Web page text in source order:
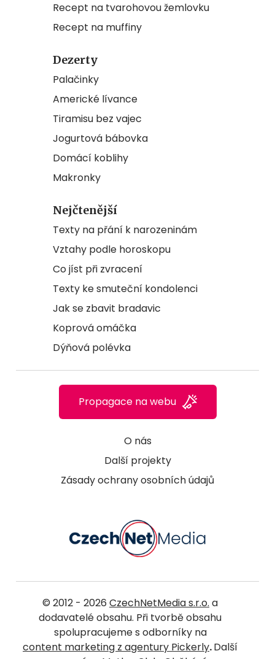
Recept na tvarohovou žemlovku
Recept na muffiny
Dezerty
Palačinky
Americké lívance
Tiramisu bez vajec
Jogurtová bábovka
Domácí koblihy
Makronky
Nejčtenější
Texty na přání k narozeninám
Vztahy podle horoskopu
Co jíst při zvracení
Texty ke smuteční kondolenci
Jak se zbavit bradavic
Koprová omáčka
Dýňová polévka
O nás
Další projekty
Zásady ochrany osobních údajů
Propagace na webu
© 2012 - 2026 CzechNetMedia s.r.o. a
dodavatelé obsahu. Při tvorbě obsahu
spolupracujeme s odborníky na
content marketing z agentury Pickerly.Další